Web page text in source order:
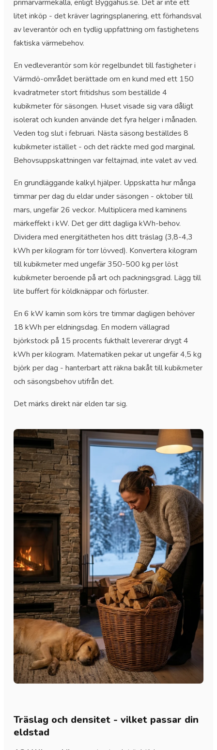
primärvärmekälla, enligt Byggahus.se. Det är inte ett
litet inköp - det kräver lagringsplanering, ett förhandsval
av leverantör och en tydlig uppfattning om fastighetens
faktiska värmebehov.
En vedleverantör som kör regelbundet till fastigheter i
Värmdö-området berättade om en kund med ett 150
kvadratmeter stort fritidshus som beställde 4
kubikmeter för säsongen. Huset visade sig vara dåligt
isolerat och kunden använde det fyra helger i månaden.
Veden tog slut i februari. Nästa säsong beställdes 8
kubikmeter istället - och det räckte med god marginal.
Behovsuppskattningen var feltajmad, inte valet av ved.
En grundläggande kalkyl hjälper. Uppskatta hur många
timmar per dag du eldar under säsongen - oktober till
mars, ungefär 26 veckor. Multiplicera med kaminens
märkeffekt i kW. Det ger ditt dagliga kWh-behov.
Dividera med energitätheten hos ditt träslag (3,8-4,3
kWh per kilogram för torr lövved). Konvertera kilogram
till kubikmeter med ungefär 350-500 kg per löst
kubikmeter beroende på art och packningsgrad. Lägg till
lite buffert för köldknäppar och förluster.
En 6 kW kamin som körs tre timmar dagligen behöver
18 kWh per eldningsdag. En modern vällagrad
björkstock på 15 procents fukthalt levererar drygt 4
kWh per kilogram. Matematiken pekar ut ungefär 4,5 kg
björk per dag - hanterbart att räkna bakåt till kubikmeter
och säsongsbehov utifrån det.
Det märks direkt när elden tar sig.
Träslag och densitet - vilket passar din
eldstad